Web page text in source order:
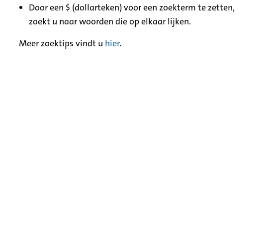
Door een $ (dollarteken) voor een zoekterm te zetten,
zoekt u naar woorden die op elkaar lijken.
Meer zoektips vindt u hier.